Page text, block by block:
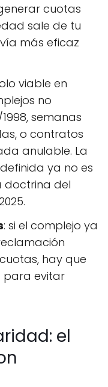
cuotas
sale de tu
más eficaz
viable en
no
semanas
o contratos
anulable. La
ya no es
doctrina del
: si el complejo ya
hay que
para evitar
el